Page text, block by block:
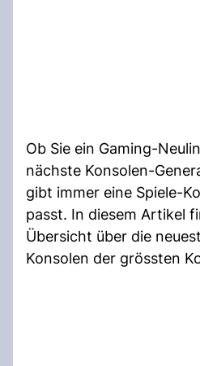
Ob Sie ein Gaming-
nächste Konsolen-
gibt immer eine Spiele-
passt. In diesem Artikel
Übersicht über die
Konsolen der grössten